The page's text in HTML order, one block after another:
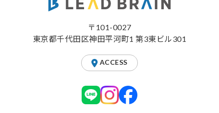
〒101-0027
東京都千代田区神田平河町1 第3東ビル301
ACCESS